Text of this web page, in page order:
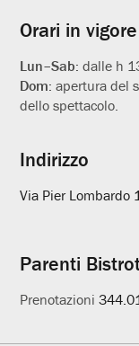
Orari in
Lun–Sab:dalle h
Dom:apertura del
dello spettacolo.
Indirizzo
Via Pier Lombardo
Parenti
Prenotazioni